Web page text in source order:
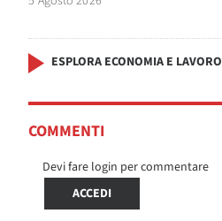
ESPLORA ECONOMIA E LAVORO
COMMENTI
Devi fare login per commentare
ACCEDI